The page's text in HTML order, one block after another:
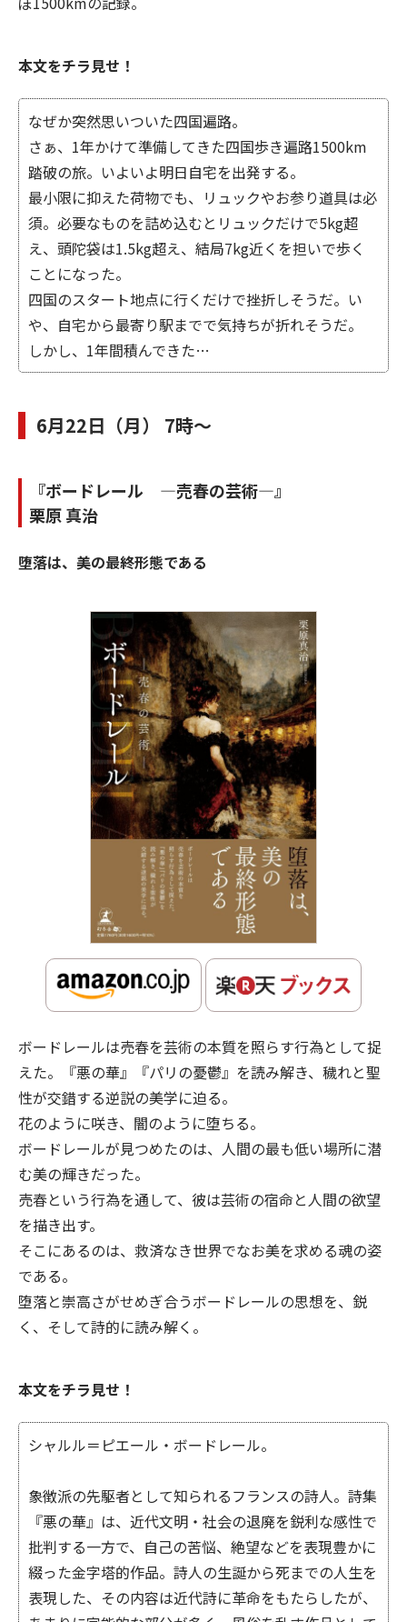
本文をチラ見せ！
なぜか突然思いついた四国遍路。
さぁ、1年かけて準備してきた四国歩き遍路1500km
踏破の旅。いよいよ明日自宅を出発する。
最小限に抑えた荷物でも、リュックやお参り道具は必
須。必要なものを詰め込むとリュックだけで5kg超
え、頭陀袋は1.5kg超え、結局7kg近くを担いで歩く
ことになった。
四国のスタート地点に行くだけで挫折しそうだ。い
や、自宅から最寄り駅までで気持ちが折れそうだ。
しかし、1年間積んできた…
6月22日（月） 7時～
『ボードレール ―売春の芸術―』
栗原 真治
堕落は、美の最終形態である
ボードレールは売春を芸術の本質を照らす行為として捉
えた。『悪の華』『パリの憂鬱』を読み解き、穢れと聖
性が交錯する逆説の美学に迫る。
花のように咲き、闇のように堕ちる。
ボードレールが見つめたのは、人間の最も低い場所に潜
む美の輝きだった。
売春という行為を通して、彼は芸術の宿命と人間の欲望
を描き出す。
そこにあるのは、救済なき世界でなお美を求める魂の姿
である。
堕落と崇高さがせめぎ合うボードレールの思想を、鋭
く、そして詩的に読み解く。
本文をチラ見せ！
シャルル＝ピエール・ボードレール。
象徴派の先駆者として知られるフランスの詩人。詩集
『悪の華』は、近代文明・社会の退廃を鋭利な感性で
批判する一方で、自己の苦悩、絶望などを表現豊かに
綴った金字塔的作品。詩人の生誕から死までの人生を
表現した、その内容は近代詩に革命をもたらしたが、